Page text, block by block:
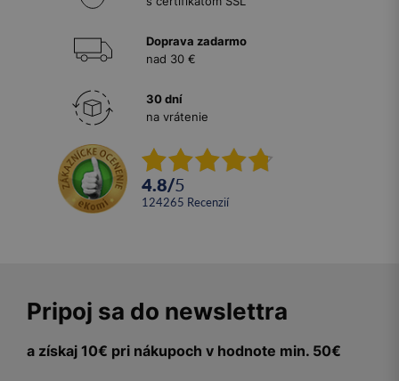
Doprava zadarmo
nad 30 €
30 dní
na vrátenie
4.8/5
124265 recenzií
Pripoj sa do newslettra
a získaj 10€ pri nákupoch v hodnote min. 50€